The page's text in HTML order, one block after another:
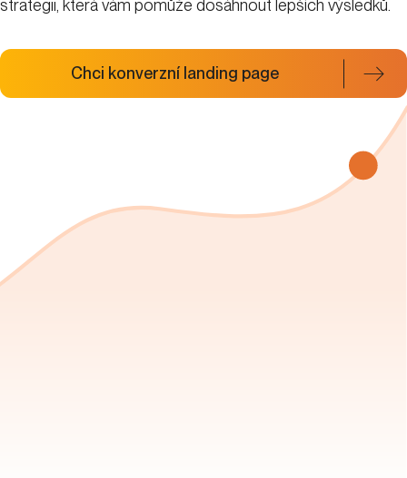
strategii, která vám pomůže dosáhnout lepších výsledků.
Chci konverzní landing page